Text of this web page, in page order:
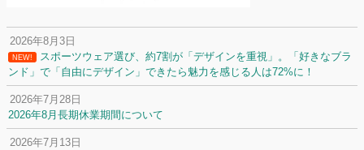
2026年8月3日
NEW!
スポーツウェア選び、約7割が「デザインを重視」。「好きなブラ
ンド」で「自由にデザイン」できたら魅力を感じる人は72%に！
2026年7月28日
2026年8月長期休業期間について
2026年7月13日